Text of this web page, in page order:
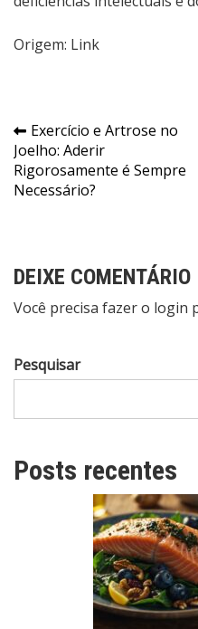
Origem: Link
Navegação
de
Post
Exercício e Artrose no
Joelho: Aderir
Rigorosamente é Sempre
Necessário?
DEIXE COMENTÁRIO
Você precisa fazer o login
Pesquisar
Posts recentes